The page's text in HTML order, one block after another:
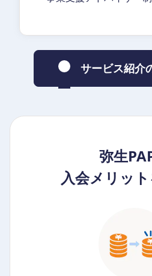
サービス紹介
弥生
入会メリッ